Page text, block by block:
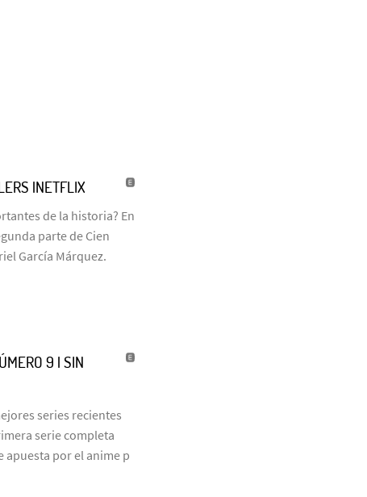
|NETFLIX
de la historia? En
parte de Cien
García Márquez.
9 | SIN
series recientes
serie completa
apuesta por el anime p